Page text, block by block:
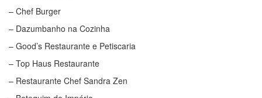
– Chef Burger
– Dazumbanho na Cozinha
– Good’s Restaurante e Petiscaria
– Top Haus Restaurante
– Restaurante Chef Sandra Zen